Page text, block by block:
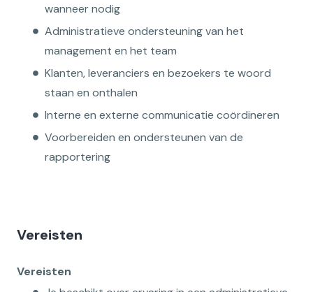
wanneer nodig
Administratieve ondersteuning van het
management en het team
Klanten, leveranciers en bezoekers te woord
staan en onthalen
Interne en externe communicatie coördineren
Voorbereiden en ondersteunen van de
rapportering
Vereisten
Vereisten